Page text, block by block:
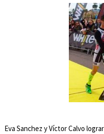
Eva Sanchez y Víctor Calvo